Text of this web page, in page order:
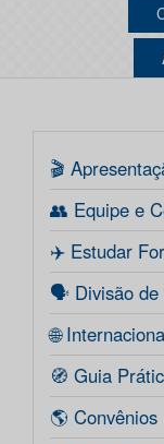
🎬
👥 Equipe e
✈️ Estudar
🗣️ Divisão de
🌐
🧭 Guia
🌎 Convênios